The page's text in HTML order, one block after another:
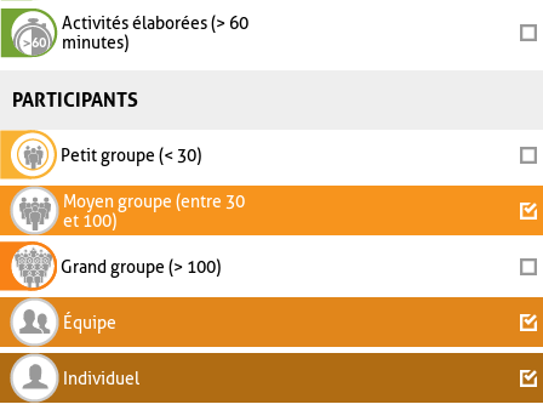
Activités élaborées (> 60
minutes)
PARTICIPANTS
Petit groupe (< 30)
Moyen groupe (entre 30
et 100)
Grand groupe (> 100)
Équipe
Individuel